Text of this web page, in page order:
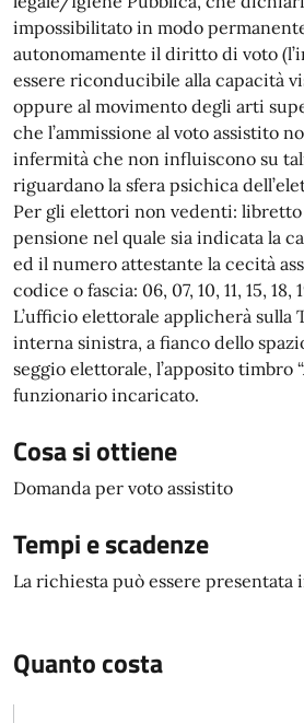
impossibilitato in modo
autonomamente il diritto di voto
essere riconducibile alla capacità
oppure al movimento degli arti
che l’ammissione al voto assistito
infermità che non influiscono su
riguardano la sfera psichica
Per gli elettori non vedenti:
pensione nel quale sia indicata la
ed il numero attestante la cecità
codice o fascia: 06, 07, 10, 11, 15, 18,
L’ufficio elettorale applicherà sulla
interna sinistra, a fianco dello
seggio elettorale, l’apposito timbro
funzionario incaricato.
Cosa si ottiene
Domanda per voto assistito
Tempi e scadenze
La richiesta può essere presentata
Quanto costa